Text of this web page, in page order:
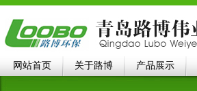
网站首页 关于路博 产品展示